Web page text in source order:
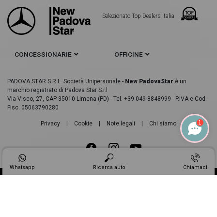
Selezionato Top Dealers Italia
CONCESSIONARIE OFFICINE
PADOVA STAR S.R.L. Società Unipersonale - New PadovaStar è un
marchio registrato di Padova Star S.r.l
Via Visco, 27, CAP 35010 Limena (PD) - Tel. +39 049 8848999 - P.IVA e Cod.
Fisc. 05063790280
Privacy | Cookie | Note legali | Chi siamo
Made inWeb Industry ®
Whatsapp Ricerca auto Chiamaci
1